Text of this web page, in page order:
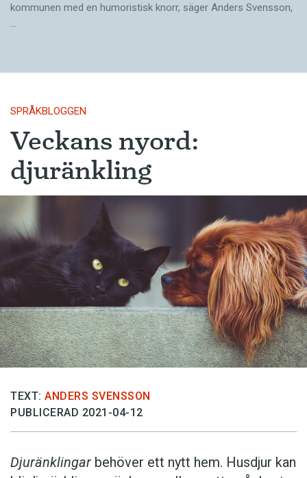
kommunen med en humoristisk knorr, säger Anders Svensson,
…
SPRÅKBLOGGEN
Veckans nyord:
djuränkling
TEXT: ANDERS SVENSSON
PUBLICERAD 2021-04-12
Djuränklingar behöver ett nytt hem. Husdjur kan